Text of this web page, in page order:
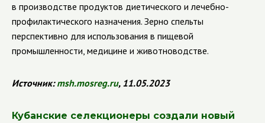
в производстве продуктов диетического и лечебно-
профилактического назначения. Зерно спельты
перспективно для использования в пищевой
промышленности, медицине и животноводстве.
Источник: msh.mosreg.ru, 11.05.2023
Кубанские селекционеры создали новый